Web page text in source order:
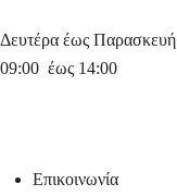
Δευτέρα έως Παρασκευή
09:00 έως 14:00
Επικοινωνία